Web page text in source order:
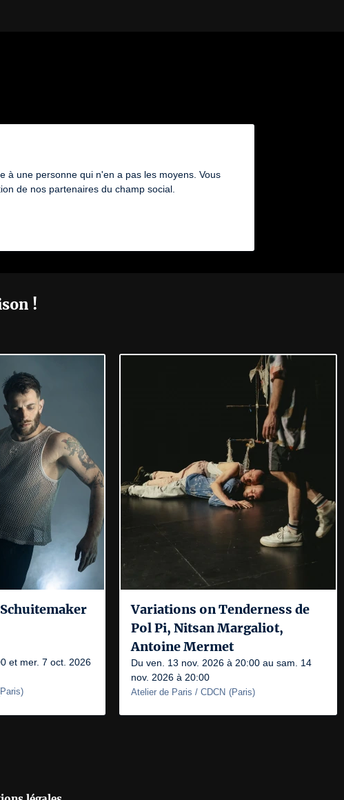
à une personne qui n'en a pas les moyens. Vous
de nos partenaires du champ social.
!
et mer. 7 oct. 2026
Paris)
Variations on Tenderness de
Pol Pi, Nitsan Margaliot,
Antoine Mermet
Du ven. 13 nov. 2026 à 20:00 au sam. 14
nov. 2026 à 20:00
Atelier de Paris / CDCN (Paris)